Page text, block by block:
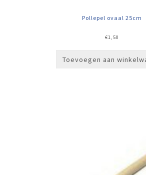
Pollepel ovaal 25cm
€1,50
Toevoegen aan